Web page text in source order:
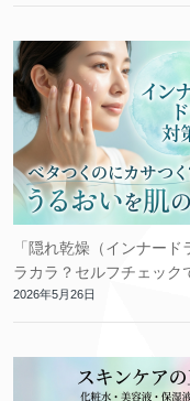
「隠れ乾燥（インナー
ラカラ？セルフチェック
2026年5月26日